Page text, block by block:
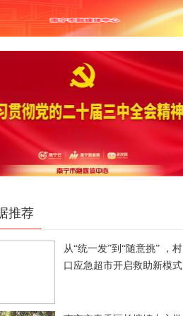
推荐
从“统一发”到“随意挑” ，村
口应急超市开启救助新模式